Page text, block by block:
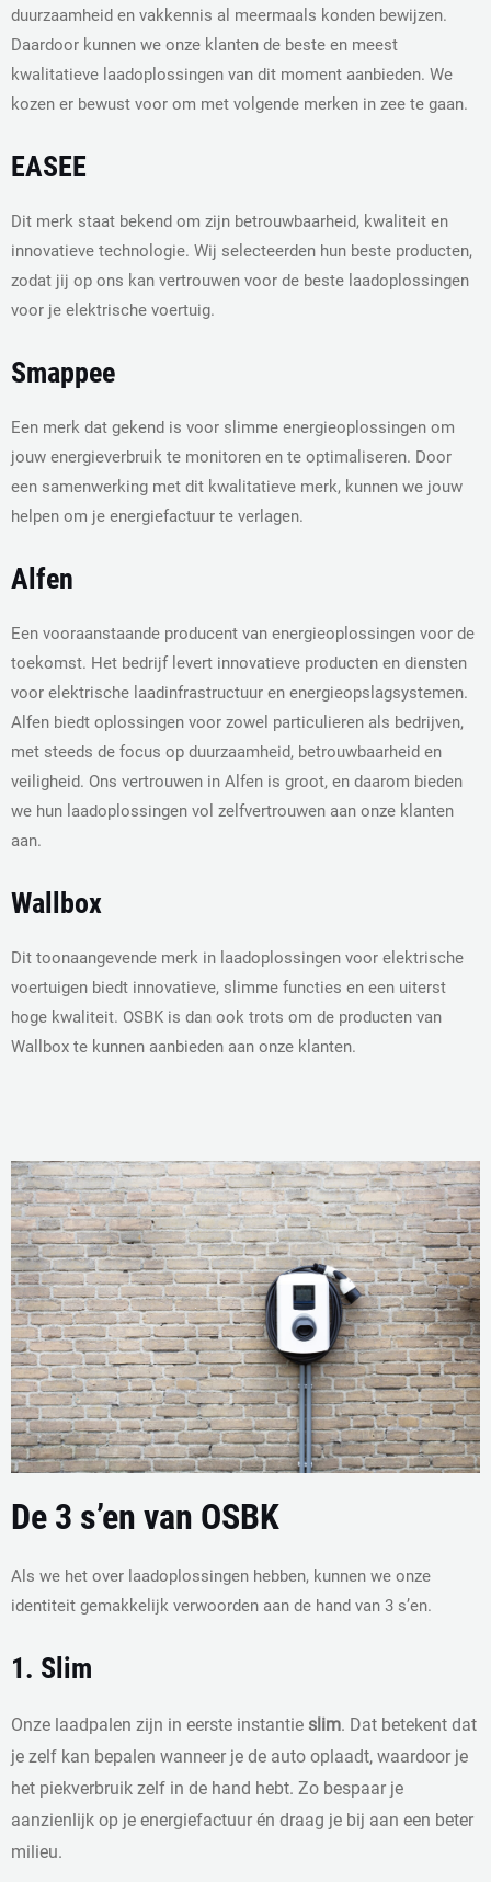
duurzaamheid en vakkennis al meermaals konden bewijzen.
Daardoor kunnen we onze klanten de beste en meest
kwalitatieve laadoplossingen van dit moment aanbieden. We
kozen er bewust voor om met volgende merken in zee te gaan.
EASEE
Dit merk staat bekend om zijn betrouwbaarheid, kwaliteit en
innovatieve technologie. Wij selecteerden hun beste producten,
zodat jij op ons kan vertrouwen voor de beste laadoplossingen
voor je elektrische voertuig.
Smappee
Een merk dat gekend is voor slimme energieoplossingen om
jouw energieverbruik te monitoren en te optimaliseren. Door
een samenwerking met dit kwalitatieve merk, kunnen we jouw
helpen om je energiefactuur te verlagen.
Alfen
Een vooraanstaande producent van energieoplossingen voor de
toekomst. Het bedrijf levert innovatieve producten en diensten
voor elektrische laadinfrastructuur en energieopslagsystemen.
Alfen biedt oplossingen voor zowel particulieren als bedrijven,
met steeds de focus op duurzaamheid, betrouwbaarheid en
veiligheid. Ons vertrouwen in Alfen is groot, en daarom bieden
we hun laadoplossingen vol zelfvertrouwen aan onze klanten
aan.
Wallbox
Dit toonaangevende merk in laadoplossingen voor elektrische
voertuigen biedt innovatieve, slimme functies en een uiterst
hoge kwaliteit. OSBK is dan ook trots om de producten van
Wallbox te kunnen aanbieden aan onze klanten.
De 3 s’en van OSBK
Als we het over laadoplossingen hebben, kunnen we onze
identiteit gemakkelijk verwoorden aan de hand van 3 s’en.
1. Slim
Onze laadpalen zijn in eerste instantie slim. Dat betekent dat
je zelf kan bepalen wanneer je de auto oplaadt, waardoor je
het piekverbruik zelf in de hand hebt. Zo bespaar je
aanzienlijk op je energiefactuur én draag je bij aan een beter
milieu.